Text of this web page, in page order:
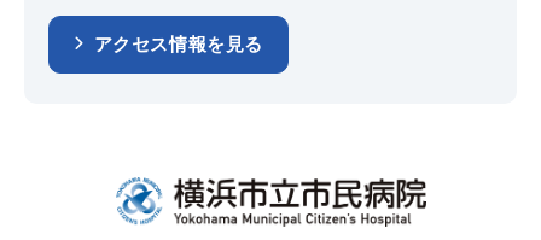
アクセス情報を見る